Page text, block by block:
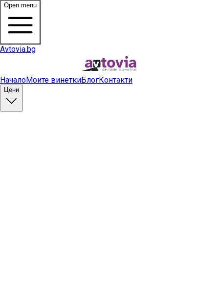
Open menu
Avtovia.bg
НачалоМоите винеткиБлогКонтакти
Цени